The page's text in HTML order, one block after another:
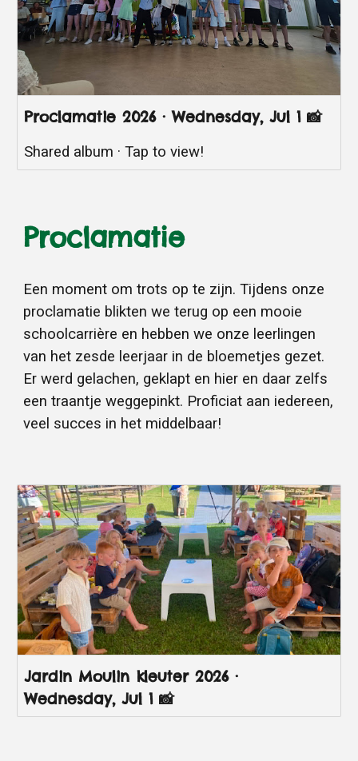
Proclamatie 2026 · Wednesday, Jul 1 📸
Shared album · Tap to view!
Proclamatie
Een moment om trots op te zijn. Tijdens onze
proclamatie blikten we terug op een mooie
schoolcarrière en hebben we onze leerlingen
van het zesde leerjaar in de bloemetjes gezet.
Er werd gelachen, geklapt en hier en daar zelfs
een traantje weggepinkt. Proficiat aan iedereen,
veel succes in het middelbaar!
Jardin Moulin kleuter 2026 ·
Wednesday, Jul 1 📸